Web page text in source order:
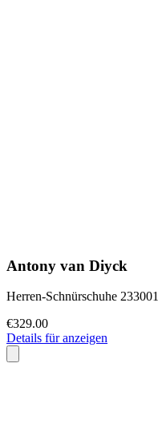
Antony van Diyck
Herren-Schnürschuhe
€329.00
Details für anzeigen